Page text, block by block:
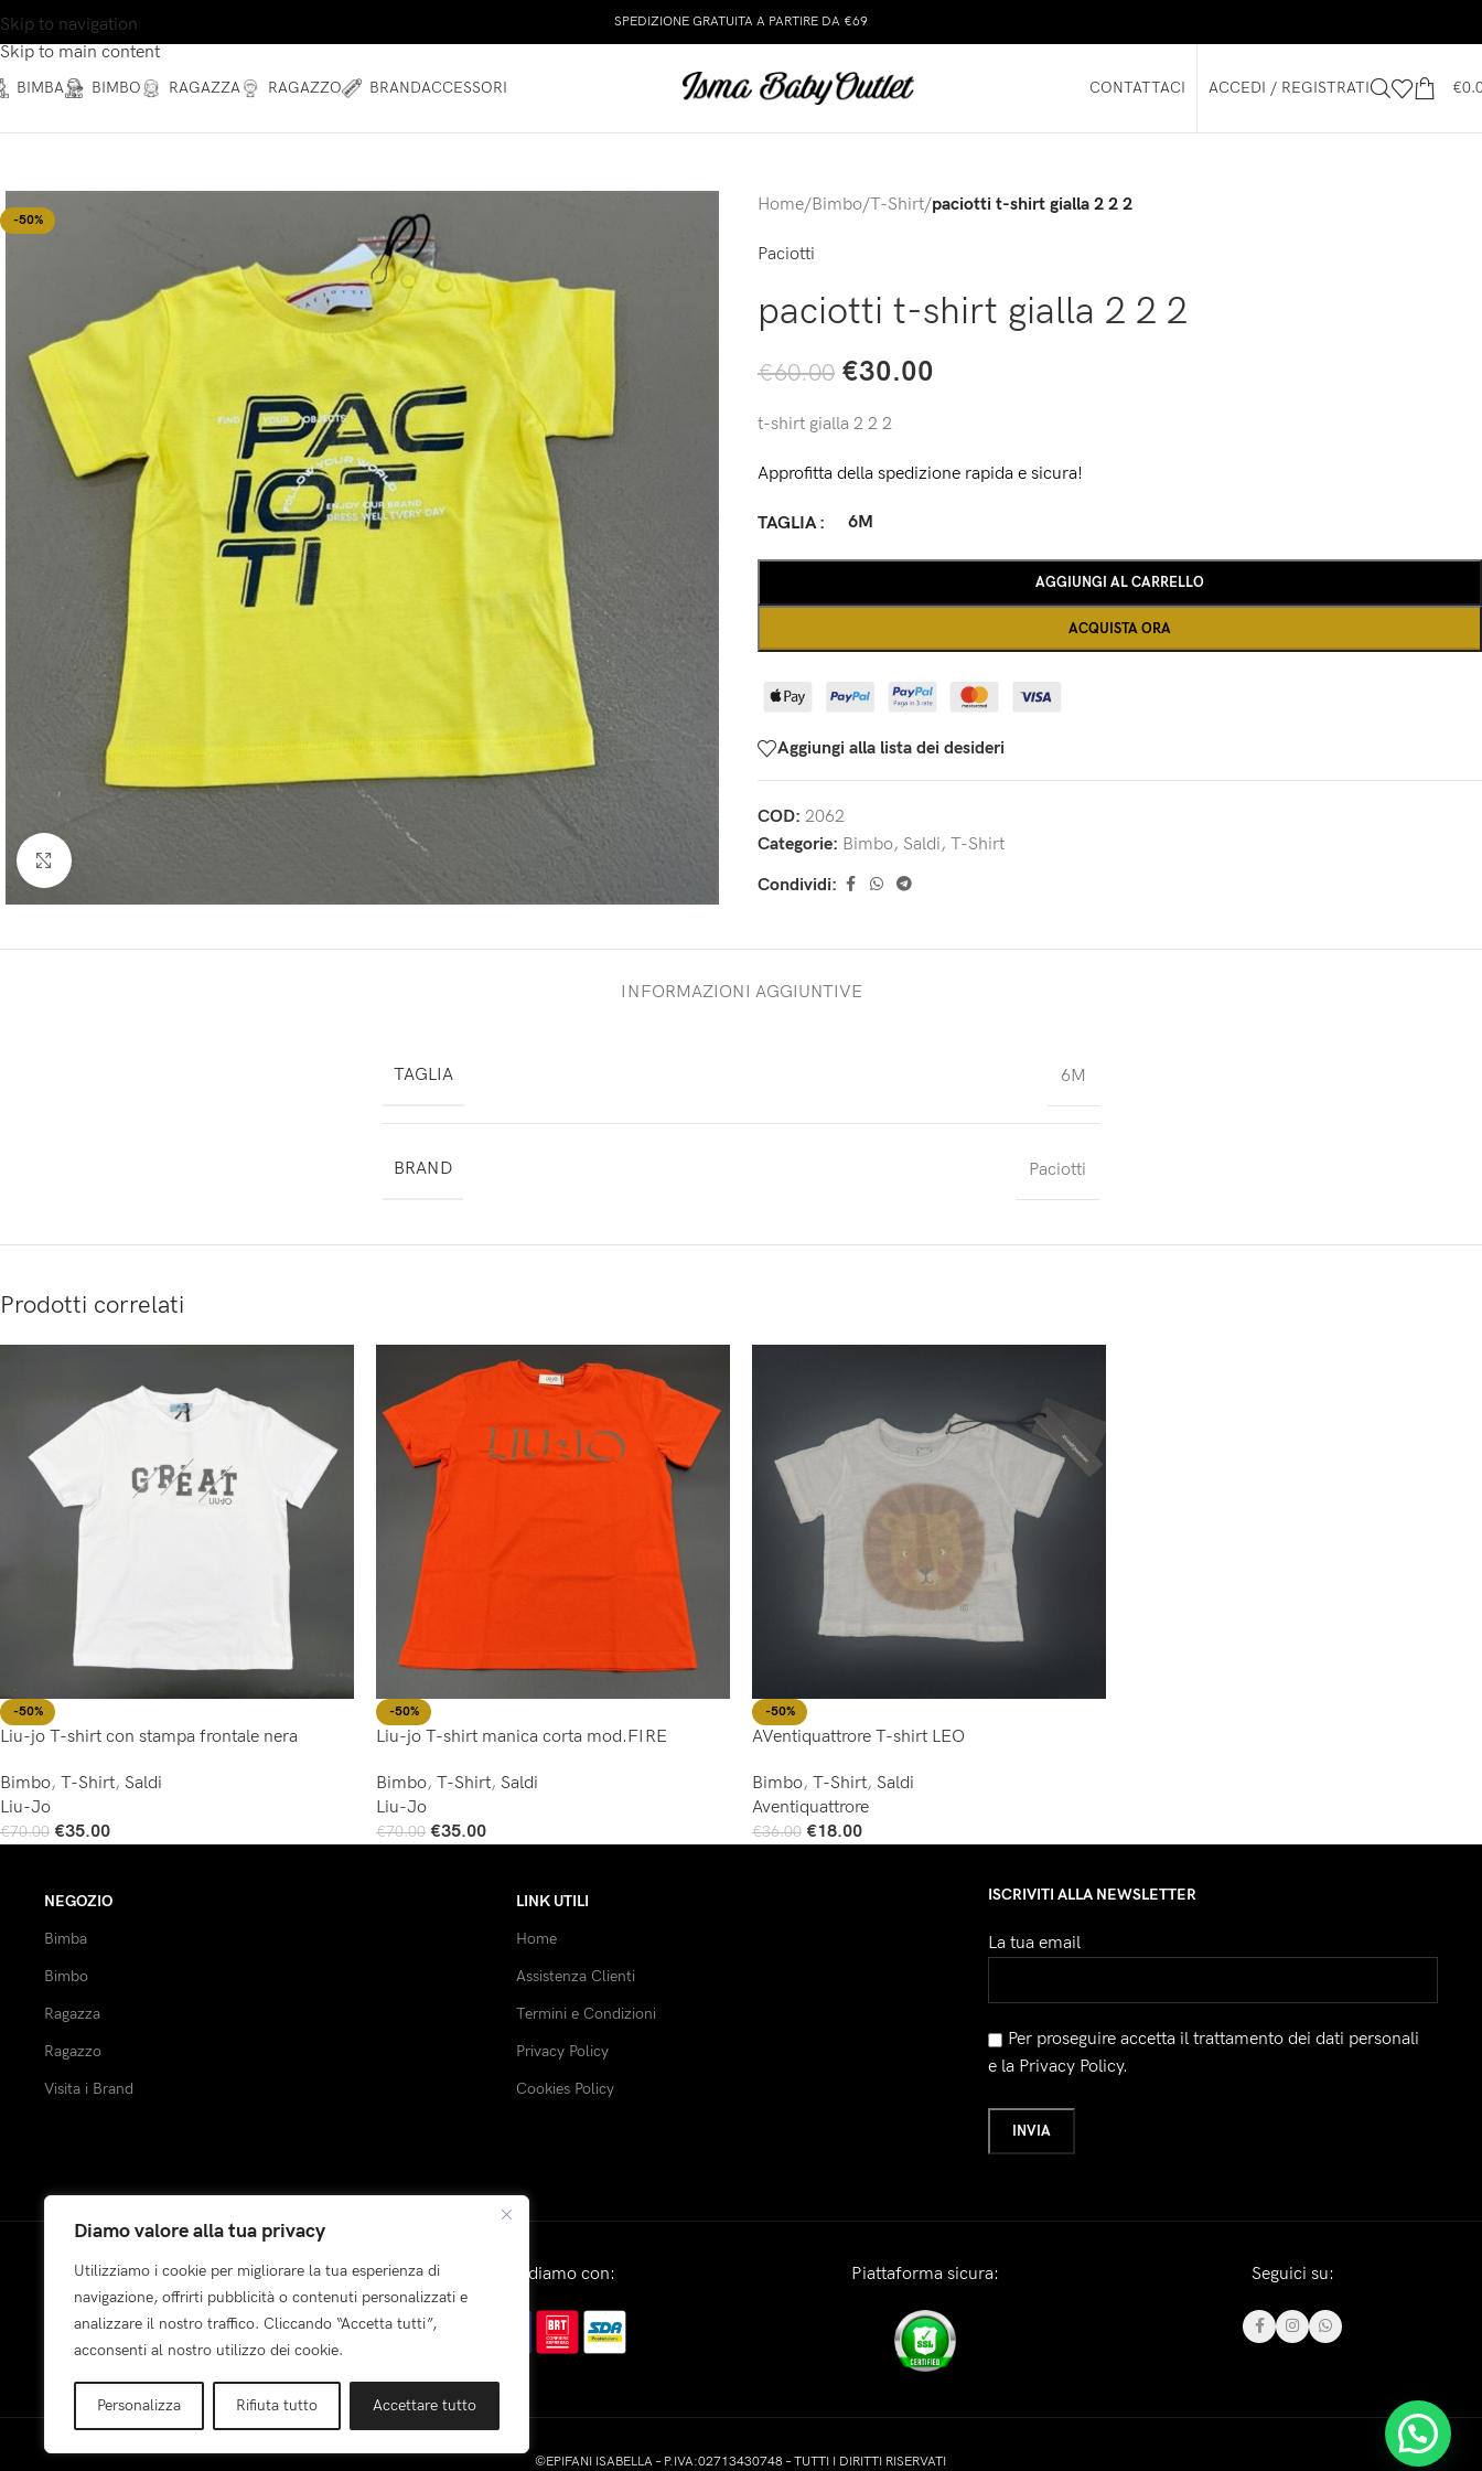
Diamo valore alla tua privacy
Utilizziamo i cookie per migliorare la tua esperienza di
navigazione, offrirti pubblicità o contenuti personalizzati e
analizzare il nostro traffico. Cliccando “Accetta tutti”,
acconsenti al nostro utilizzo dei cookie.
Personalizza Rifiuta tutto Accettare tutto
Skip to navigation
Skip to main content
SPEDIZIONE GRATUITA A PARTIRE DA €69
BIMBA BIMBO RAGAZZA RAGAZZO BRANDACCESSORI CONTATTACI ACCEDI / REGISTRATI €
-50%
Home/Bimbo/T-Shirt/paciotti t-shirt gialla 2 2 2
Paciotti
paciotti t-shirt gialla 2 2 2
€60.00 €30.00
t-shirt gialla 2 2 2
Approfitta della spedizione rapida e sicura!
TAGLIA 6M
AGGIUNGI AL CARRELLO
ACQUISTA ORA
Aggiungi alla lista dei desideri
COD: 2062
Categorie: Bimbo, Saldi, T-Shirt
Condividi:
INFORMAZIONI AGGIUNTIVE
TAGLIA 6M
BRAND Paciotti
Prodotti correlati
-50%
Liu-jo T-shirt con stampa frontale nera
Bimbo, T-Shirt, Saldi
Liu-Jo
€70.00 €35.00
-50%
Liu-jo T-shirt manica corta mod.FIRE
Bimbo, T-Shirt, Saldi
Liu-Jo
€70.00 €35.00
-50%
AVentiquattrore T-shirt LEO
Bimbo, T-Shirt, Saldi
Aventiquattrore
€36.00 €18.00
NEGOZIO
Bimba
Bimbo
Ragazza
Ragazzo
Visita i Brand
LINK UTILI
Home
Assistenza Clienti
Termini e Condizioni
Privacy Policy
Cookies Policy
ISCRIVITI ALLA NEWSLETTER
La tua email
Per proseguire accetta il trattamento dei dati personali
e la Privacy Policy.
Pagamenti: Spediamo con: Piattaforma sicura: Seguici su:
©EPIFANI ISABELLA – P.IVA:02713430748 – TUTTI I DIRITTI RISERVATI